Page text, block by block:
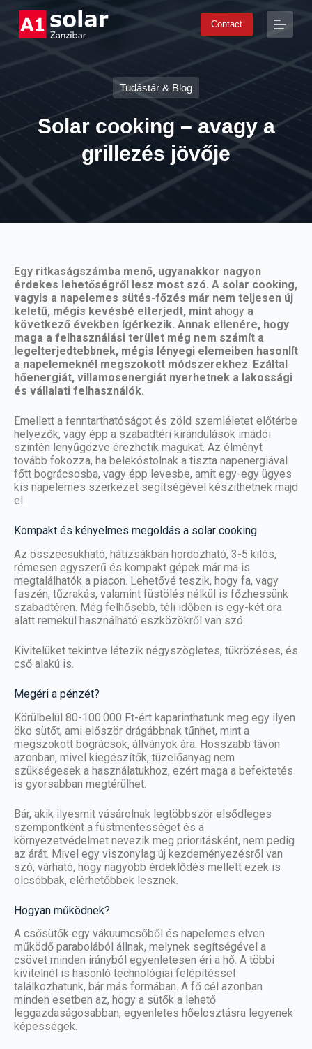
S
Contact
Tudástár & Blog
Solar cooking – avagy a
grillezés jövője
Egy ritkaságszámba menő, ugyanakkor nagyon
érdekes lehetőségről lesz most szó. A solar cooking,
vagyis a napelemes sütés-főzés már nem teljesen új
keletű, mégis kevésbé elterjedt, mint ahogy a
következő években ígérkezik. Annak ellenére, hogy
maga a felhasználási terület még nem számít a
legelterjedtebbnek, mégis lényegi elemeiben hasonlít
a napelemeknél megszokott módszerekhez. Ezáltal
hőenergiát, villamosenergiát nyerhetnek a lakossági
és vállalati felhasználók.
Emellett a fenntarthatóságot és zöld szemléletet előtérbe
helyezők, vagy épp a szabadtéri kirándulások imádói
szintén lenyűgözve érezhetik magukat. Az élményt
tovább fokozza, ha belekóstolnak a tiszta napenergiával
főtt bográcsosba, vagy épp levesbe, amit egy-egy ügyes
kis napelemes szerkezet segítségével készíthetnek majd
el.
Kompakt és kényelmes megoldás a solar cooking
Az összecsukható, hátizsákban hordozható, 3-5 kilós,
rémesen egyszerű és kompakt gépek már ma is
megtalálhatók a piacon. Lehetővé teszik, hogy fa, vagy
faszén, tűzrakás, valamint füstölés nélkül is főzhessünk
szabadtéren. Még felhősebb, téli időben is egy-két óra
alatt remekül használható eszközökről van szó.
Kivitelüket tekintve létezik négyszögletes, tükrözéses, és
cső alakú is.
Megéri a pénzét?
Körülbelül 80-100.000 Ft-ért kaparinthatunk meg egy ilyen
öko sütőt, ami először drágábbnak tűnhet, mint a
megszokott bográcsok, állványok ára. Hosszabb távon
azonban, mivel kiegészítők, tüzelőanyag nem
szükségesek a használatukhoz, ezért maga a befektetés
is gyorsabban megtérülhet.
Bár, akik ilyesmit vásárolnak legtöbbször elsődleges
szempontként a füstmentességet és a
környezetvédelmet nevezik meg prioritásként, nem pedig
az árát. Mivel egy viszonylag új kezdeményezésről van
szó, várható, hogy nagyobb érdeklődés mellett ezek is
olcsóbbak, elérhetőbbek lesznek.
Hogyan működnek?
A csősütők egy vákuumcsőből és napelemes elven
működő parabolából állnak, melynek segítségével a
csövet minden irányból egyenletesen éri a hő. A többi
kivitelnél is hasonló technológiai felépítéssel
találkozhatunk, bár más formában. A fő cél azonban
minden esetben az, hogy a sütők a lehető
leggazdaságosabban, egyenletes hőelosztásra legyenek
képességek.